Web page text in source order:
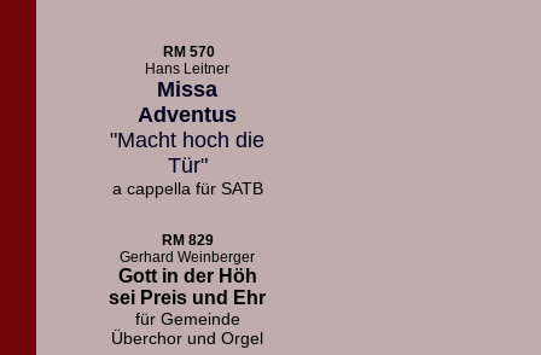
RM 570
Hans Leitner
Missa
Adventus
"Macht hoch die
Tür"
a cappella für SATB
RM 829
Gerhard Weinberger
Gott in der Höh
sei Preis und Ehr
für Gemeinde
Überchor und Orgel